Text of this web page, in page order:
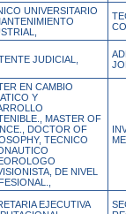
UNIVERSITARIO
JUDICIAL,
EN CAMBIO
Y
MASTER OF
DOCTOR OF
TECNICO
DE NIVEL
EJECUTIVA